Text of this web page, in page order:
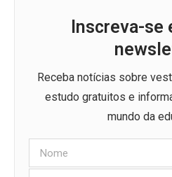
Inscreva-se
Receba notícias sobre
estudo gratuitos e
mundo da